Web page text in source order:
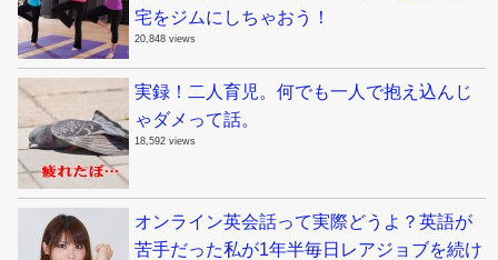
宅をジムにしちゃおう！
20,848 views
実録！二人育児。何でも一人で抱え込んじ
ゃダメって話。
18,592 views
オンライン英会話って実際どうよ？英語が
苦手だった私が1年半毎日レアジョブを続け